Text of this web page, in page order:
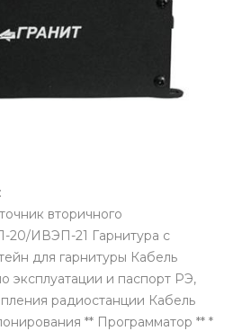
вторичного
20/ИВЭП-21 Гарнитура с
для гарнитуры Кабель
эксплуатации и паспорт РЭ,
радиостанции Кабель
** Программатор ** *